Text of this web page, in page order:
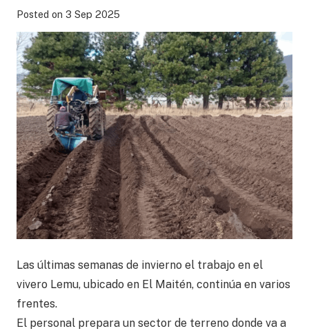
Posted on 3 Sep 2025
Las últimas semanas de invierno el trabajo en el
vivero Lemu, ubicado en El Maitén, continúa en varios
frentes.
El personal prepara un sector de terreno donde va a